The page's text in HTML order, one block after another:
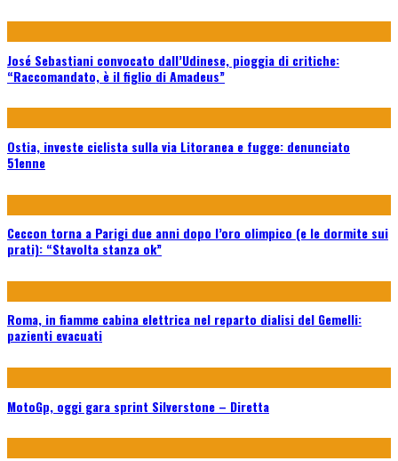
José Sebastiani convocato dall’Udinese, pioggia di critiche:
“Raccomandato, è il figlio di Amadeus”
Ostia, investe ciclista sulla via Litoranea e fugge: denunciato
51enne
Ceccon torna a Parigi due anni dopo l’oro olimpico (e le dormite sui
prati): “Stavolta stanza ok”
Roma, in fiamme cabina elettrica nel reparto dialisi del Gemelli:
pazienti evacuati
MotoGp, oggi gara sprint Silverstone – Diretta